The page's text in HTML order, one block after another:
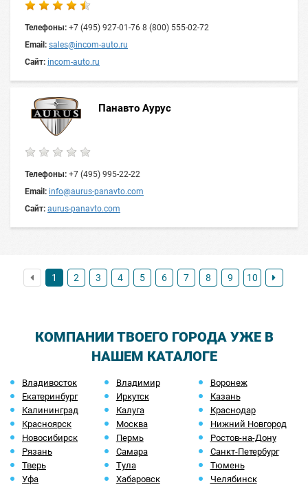
Телефоны: +7 (495) 927-01-76 8 (800) 555-02-72
Email: sales@incom-auto.ru
Сайт: incom-auto.ru
Панавто Аурус
Телефоны: +7 (495) 995-22-22
Email: info@aurus-panavto.com
Сайт: aurus-panavto.com
1 2 3 4 5 6 7 8 9 10
КОМПАНИИ ТВОЕГО ГОРОДА УЖЕ В
НАШЕМ КАТАЛОГЕ
Владивосток Владимир
Воронеж
Екатеринбург
Иркутск
Казань
Калининград
Калуга
Краснодар
Красноярск
Москва
Нижний Новгород
Новосибирск
Пермь
Ростов-на-Дону
Рязань
Самара
Санкт-Петербург
Тверь
Тула
Тюмень
Уфа
Хабаровск Челябинск